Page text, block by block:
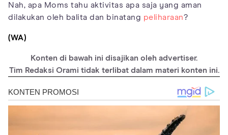
Nah, apa Moms tahu aktivitas apa saja yang aman
dilakukan oleh balita dan binatang peliharaan?
(WA)
Konten di bawah ini disajikan oleh advertiser.
Tim Redaksi Orami tidak terlibat dalam materi konten ini.